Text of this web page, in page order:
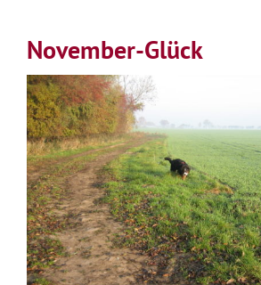
November-Glück